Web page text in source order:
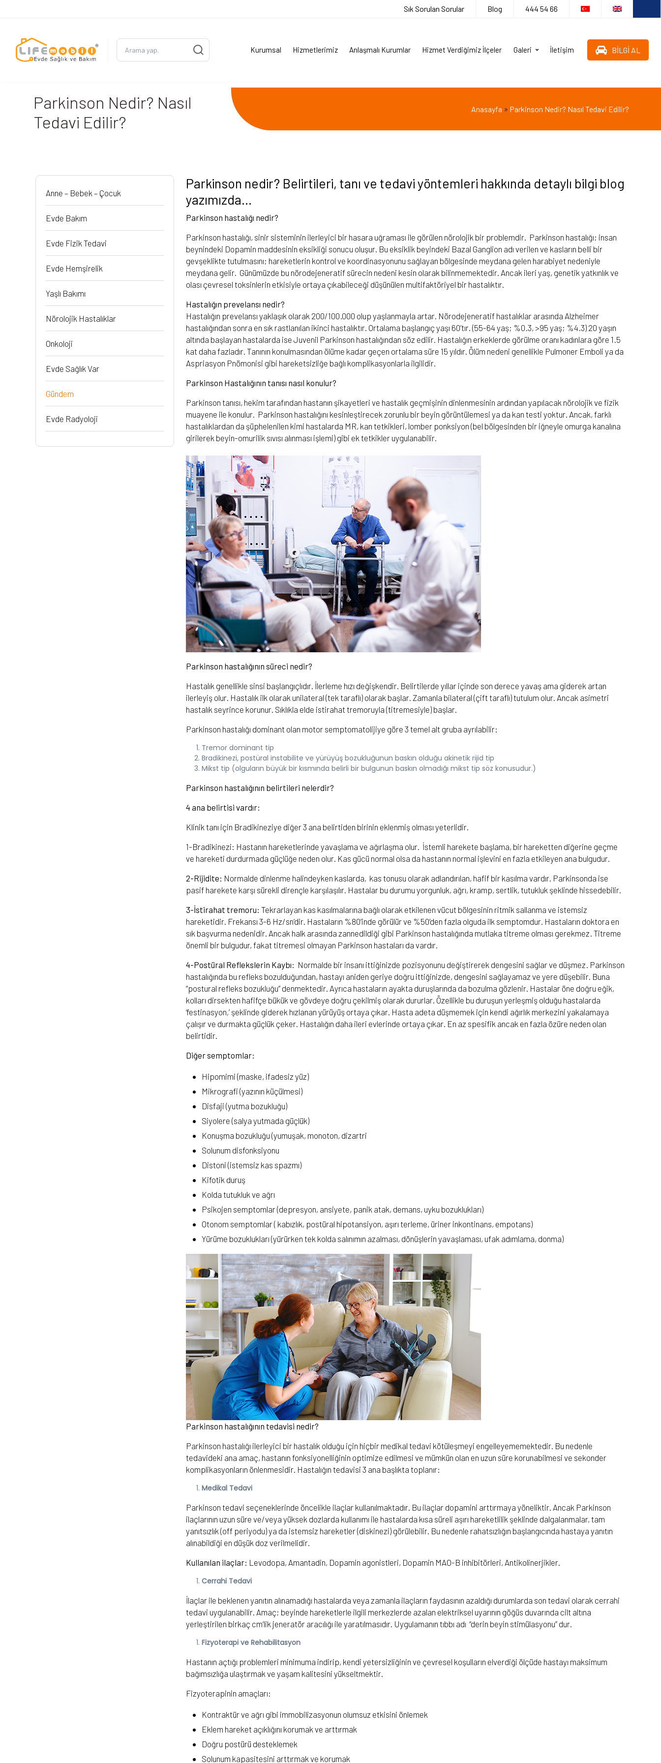
Sık Sorulan Sorular Blog 444 54 66
Kurumsal Hizmetlerimiz Anlaşmalı Kurumlar Hizmet Verdiğimiz İlçeler Galeri İletişim BİLGİ AL
Parkinson Nedir? Nasıl
Tedavi Edilir?
Anasayfa » Parkinson Nedir? Nasıl Tedavi Edilir?
Anne – Bebek – Çocuk
Evde Bakım
Evde Fizik Tedavi
Evde Hemşirelik
Yaşlı Bakımı
Nörolojik Hastalıklar
Onkoloji
Evde Sağlık Var
Gündem
Evde Radyoloji
Parkinson nedir? Belirtileri, tanı ve tedavi yöntemleri hakkında detaylı bilgi blog
yazımızda…
Parkinson hastalığı nedir?
Parkinson hastalığı, sinir sisteminin ilerleyici bir hasara uğraması ile görülen nörolojik bir problemdir. Parkinson hastalığı; insan
beynindeki Dopamin maddesinin eksikliği sonucu oluşur. Bu eksiklik beyindeki Bazal Ganglion adı verilen ve kasların belli bir
gevşeklikte tutulmasını; hareketlerin kontrol ve koordinasyonunu sağlayan bölgesinde meydana gelen harabiyet nedeniyle
meydana gelir. Günümüzde bu nörodejeneratif sürecin nedeni kesin olarak bilinmemektedir. Ancak ileri yaş, genetik yatkınlık ve
olası çevresel toksinlerin etkisiyle ortaya çıkabileceği düşünülen multifaktöriyel bir hastalıktır.
Hastalığın prevelansı nedir?
Hastalığın prevelansı yaklaşık olarak 200/100.000 olup yaşlanmayla artar. Nörodejeneratif hastalıklar arasında Alzheimer
hastalığından sonra en sık rastlanılan ikinci hastalıktır. Ortalama başlangıç yaşı 60’tır. (55-64 yaş; %0.3, >95 yaş; %4.3) 20 yaşın
altında başlayan hastalarda ise Juvenil Parkinson hastalığından söz edilir. Hastalığın erkeklerde görülme oranı kadınlara göre 1.5
kat daha fazladır. Tanının konulmasından ölüme kadar geçen ortalama süre 15 yıldır. Ölüm nedeni genellikle Pulmoner Emboli ya da
Aspriasyon Pnömonisi gibi hareketsizliğe bağlı komplikasyonlarla ilgilidir.
Parkinson Hastalığının tanısı nasıl konulur?
Parkinson tanısı, hekim tarafından hastanın şikayetleri ve hastalık geçmişinin dinlenmesinin ardından yapılacak nörolojik ve fizik
muayene ile konulur. Parkinson hastalığını kesinleştirecek zorunlu bir beyin görüntülemesi ya da kan testi yoktur. Ancak, farklı
hastalıklardan da şüphelenilen kimi hastalarda MR, kan tetkikleri, lomber ponksiyon (bel bölgesinden bir iğneyle omurga kanalına
girilerek beyin-omurilik sıvısı alınması işlemi) gibi ek tetkikler uygulanabilir.
Parkinson hastalığının süreci nedir?
Hastalık genellikle sinsi başlangıçlıdır. İlerleme hızı değişkendir. Belirtilerde yıllar içinde son derece yavaş ama giderek artan
ilerleyiş olur. Hastalık ilk olarak unilateral (tek taraflı) olarak başlar. Zamanla bilateral (çift taraflı) tutulum olur. Ancak asimetri
hastalık seyrince korunur. Sıklıkla elde istirahat tremoruyla (titremesiyle) başlar.
Parkinson hastalığı dominant olan motor semptomatolijiye göre 3 temel alt gruba ayrılabilir:
Tremor dominant tip
Bradikinezi, postüral instabilite ve yürüyüş bozukluğunun baskın olduğu akinetik rijid tip
Mikst tip (olguların büyük bir kısmında belirli bir bulgunun baskın olmadığı mikst tip söz konusudur.)
Parkinson hastalığının belirtileri nelerdir?
4 ana belirtisi vardır:
Klinik tanı için Bradikineziye diğer 3 ana belirtiden birinin eklenmiş olması yeterlidir.
1-Bradikinezi: Hastanın hareketlerinde yavaşlama ve ağırlaşma olur. İstemli harekete başlama, bir hareketten diğerine geçme
ve hareketi durdurmada güçlüğe neden olur. Kas gücü normal olsa da hastanın normal işlevini en fazla etkileyen ana bulgudur.
2-Rijidite: Normalde dinlenme halindeyken kaslarda, kas tonusu olarak adlandırılan, hafif bir kasılma vardır. Parkinsonda ise
pasif harekete karşı sürekli dirençle karşılaşılır. Hastalar bu durumu yorgunluk, ağrı, kramp, sertlik, tutukluk şeklinde hissedebilir.
3-İstirahat tremoru: Tekrarlayan kas kasılmalarına bağlı olarak etkilenen vücut bölgesinin ritmik sallanma ve istemsiz
hareketidir. Frekansı 3-6 Hz/sn’dir. Hastaların %80’inde görülür ve %50’den fazla olguda ilk semptomdur. Hastaların doktora en
sık başvurma nedenidir. Ancak halk arasında zannedildiği gibi Parkinson hastalığında mutlaka titreme olması gerekmez. Titreme
önemli bir bulgudur, fakat titremesi olmayan Parkinson hastaları da vardır.
4-Postüral Reflekslerin Kaybı: Normalde bir insanı ittiğinizde pozisyonunu değiştirerek dengesini sağlar ve düşmez. Parkinson
hastalığında bu refleks bozulduğundan, hastayı aniden geriye doğru ittiğinizde, dengesini sağlayamaz ve yere düşebilir. Buna
“postural refleks bozukluğu” denmektedir. Ayrıca hastaların ayakta duruşlarında da bozulma gözlenir. Hastalar öne doğru eğik,
kolları dirsekten hafifçe bükük ve gövdeye doğru çekilmiş olarak dururlar. Özellikle bu duruşun yerleşmiş olduğu hastalarda
‘festinasyon,’ şeklinde giderek hızlanan yürüyüş ortaya çıkar. Hasta adeta düşmemek için kendi ağırlık merkezini yakalamaya
çalışır ve durmakta güçlük çeker. Hastalığın daha ileri evlerinde ortaya çıkar. En az spesifik ancak en fazla özüre neden olan
belirtidir.
Diğer semptomlar:
Hipomimi (maske, ifadesiz yüz)
Mikrografi (yazının küçülmesi)
Disfaji (yutma bozukluğu)
Siyolere (salya yutmada güçlük)
Konuşma bozukluğu (yumuşak, monoton, dizartri
Solunum disfonksiyonu
Distoni (istemsiz kas spazmı)
Kifotik duruş
Kolda tutukluk ve ağrı
Psikojen semptomlar (depresyon, ansiyete, panik atak, demans, uyku bozuklukları)
Otonom semptomlar ( kabızlık, postüral hipotansiyon, aşırı terleme, üriner inkontinans, empotans)
Yürüme bozuklukları (yürürken tek kolda salınımın azalması, dönüşlerin yavaşlaması, ufak adımlama, donma)
Parkinson hastalığının tedavisi nedir?
Parkinson hastalığı ilerleyici bir hastalık olduğu için hiçbir medikal tedavi kötüleşmeyi engelleyememektedir. Bu nedenle
tedavideki ana amaç, hastanın fonksiyonelliğinin optimize edilmesi ve mümkün olan en uzun süre korunabilmesi ve sekonder
komplikasyonların önlenmesidir. Hastalığın tedavisi 3 ana başlıkta toplanır:
Medikal Tedavi
Parkinson tedavi seçeneklerinde öncelikle ilaçlar kullanılmaktadır. Bu ilaçlar dopamini arttırmaya yöneliktir. Ancak Parkinson
ilaçlarının uzun süre ve/veya yüksek dozlarda kullanımı ile hastalarda kısa süreli aşırı hareketlilik şeklinde dalgalanmalar, tam
yanıtsızlık (off periyodu) ya da istemsiz hareketler (diskinezi) görülebilir. Bu nedenle rahatsızlığın başlangıcında hastaya yanıtın
alınabildiği en düşük doz verilmelidir.
Kullanılan ilaçlar: Levodopa, Amantadin, Dopamin agonistleri, Dopamin MAO-B inhibitörleri, Antikolinerjikler.
Cerrahi Tedavi
İlaçlar ile beklenen yanıtın alınamadığı hastalarda veya zamanla ilaçların faydasının azaldığı durumlarda son tedavi olarak cerrahi
tedavi uygulanabilir. Amaç; beyinde hareketlerle ilgili merkezlerde azalan elektriksel uyarının göğüs duvarında cilt altına
yerleştirilen birkaç cm’lik jeneratör aracılığı ile yaratılmasıdır. Uygulamanın tıbbı adı “derin beyin stimülasyonu” dur.
Fizyoterapi ve Rehabilitasyon
Hastanın açtığı problemleri minimuma indirip, kendi yetersizliğinin ve çevresel koşulların elverdiği ölçüde hastayı maksimum
bağımsızlığa ulaştırmak ve yaşam kalitesini yükseltmektir.
Fizyoterapinin amaçları:
Kontraktür ve ağrı gibi immobilizasyonun olumsuz etkisini önlemek
Eklem hareket açıklığını korumak ve arttırmak
Doğru postürü desteklemek
Solunum kapasitesini arttırmak ve korumak